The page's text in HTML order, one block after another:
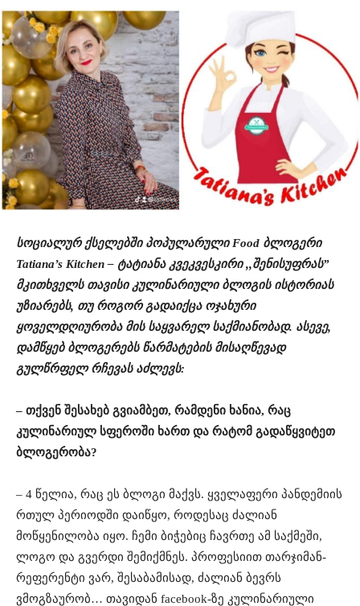
სოციალურ ქსელებში პოპულარული Food ბლოგერი
Tatiana’s Kitchen – ტატიანა კვეკვესკირი ,,შენისუფრას”
მკითხველს თავისი კულინარიული ბლოგის ისტორიას
უზიარებს, თუ როგორ გადაიქცა ოჯახური
ყოველდღიურობა მის საყვარელ საქმიანობად. ასევე,
დამწყებ ბლოგერებს წარმატების მისაღწევად
გულწრფელ რჩევას აძლევს:
– თქვენ შესახებ გვიამბეთ, რამდენი ხანია, რაც
კულინარიულ სფეროში ხართ და რატომ გადაწყვიტეთ
ბლოგერობა?
– 4 წელია, რაც ეს ბლოგი მაქვს. ყველაფერი პანდემიის
რთულ პერიოდში დაიწყო, როდესაც ძალიან
მოწყენილობა იყო. ჩემი ბიჭებიც ჩავრთე ამ საქმეში,
ლოგო და გვერდი შემიქმნეს. პროფესიით თარჯიმან-
რეფერენტი ვარ, შესაბამისად, ძალიან ბევრს
ვმოგზაურობ… თავიდან facebook-ზე კულინარიული